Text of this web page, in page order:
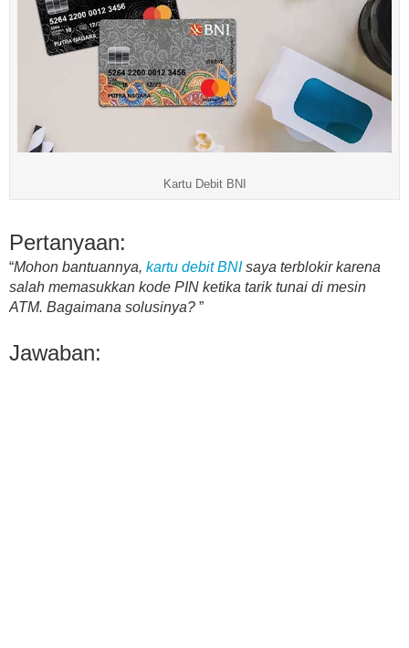
Kartu Debit BNI
Pertanyaan:
“Mohon bantuannya, kartu debit BNIsaya terblokir karena
salah memasukkan kode PIN ketika tarik tunai di mesin
ATM. Bagaimana solusinya? ”
Jawaban: